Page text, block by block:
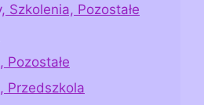
Szkolenia, Pozostałe
Pozostałe
Przedszkola